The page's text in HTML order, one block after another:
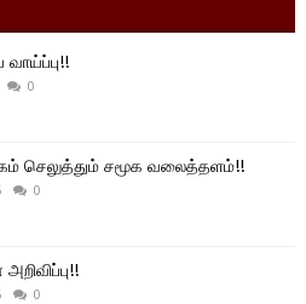
வாய்ப்பு!!
0
செலுத்தும் சமூக வலைத்தளம்!!
0
0